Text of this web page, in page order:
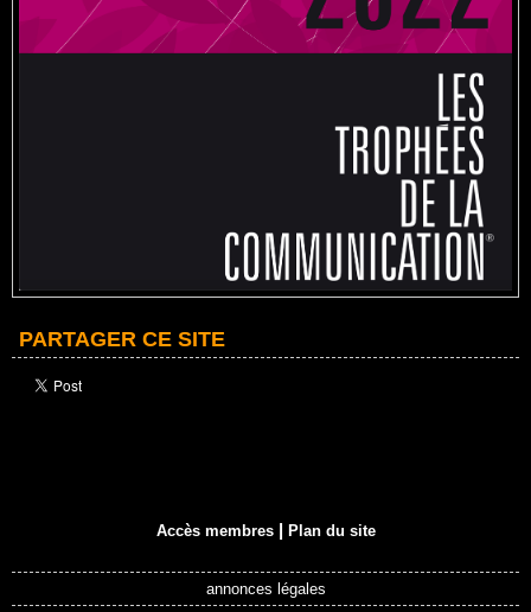
PARTAGER CE SITE
Accès membres | Plan du site
annonces légales